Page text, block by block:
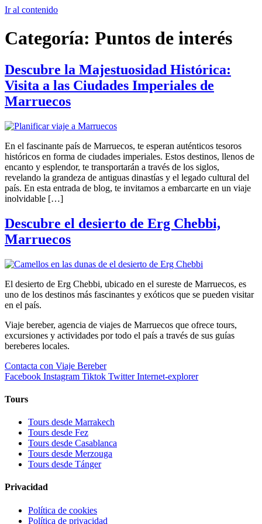
Ir al contenido
Categoría: Puntos de interés
Descubre la Majestuosidad Histórica:
Visita a las Ciudades Imperiales de
Marruecos
En el fascinante país de Marruecos, te esperan auténticos tesoros
históricos en forma de ciudades imperiales. Estos destinos, llenos de
encanto y esplendor, te transportarán a través de los siglos,
revelando la grandeza de antiguas dinastías y el legado cultural del
país. En esta entrada de blog, te invitamos a embarcarte en un viaje
inolvidable […]
Descubre el desierto de Erg Chebbi,
Marruecos
El desierto de Erg Chebbi, ubicado en el sureste de Marruecos, es
uno de los destinos más fascinantes y exóticos que se pueden visitar
en el país.
Viaje bereber, agencia de viajes de Marruecos que ofrece tours,
excursiones y actividades por todo el país a través de sus guías
bereberes locales.
Contacta con Viaje Bereber
Facebook Instagram Tiktok Twitter Internet-explorer
Tours
Tours desde Marrakech
Tours desde Fez
Tours desde Casablanca
Tours desde Merzouga
Tours desde Tánger
Privacidad
Política de cookies
Política de privacidad